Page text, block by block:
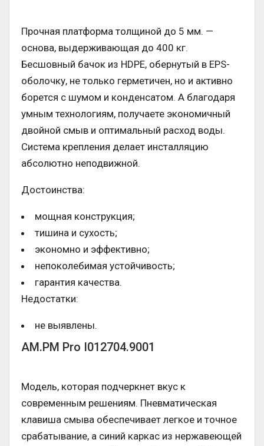
Прочная платформа толщиной до 5 мм. —
основа, выдерживающая до 400 кг.
Бесшовный бачок из HDPE, обернутый в EPS-
оболочку, не только герметичен, но и активно
борется с шумом и конденсатом. А благодаря
умным технологиям, получаете экономичный
двойной смыв и оптимальный расход воды.
Система крепления делает инсталляцию
абсолютно неподвижной.
Достоинства:
мощная конструкция;
тишина и сухость;
экономно и эффективно;
непоколебимая устойчивость;
гарантия качества.
Недостатки:
не выявлены.
AM.PM Pro I012704.9001
Модель, которая подчеркнет вкус к
современным решениям. Пневматическая
клавиша смыва обеспечивает легкое и точное
срабатывание, а синий каркас из нержавеющей